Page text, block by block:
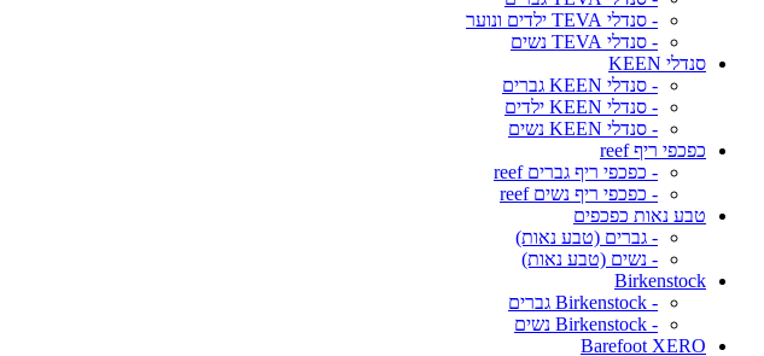
- סנדלי TEVA ילדים ונוער
- סנדלי TEVA נשים
סנדלי KEEN
- סנדלי KEEN גברים
- סנדלי KEEN ילדים
- סנדלי KEEN נשים
כפכפי ריף reef
- כפכפי ריף גברים reef
- כפכפי ריף נשים reef
טבע נאות כפכפים
- גברים (טבע נאות)
- נשים (טבע נאות)
Birkenstock
- Birkenstock גברים
- Birkenstock נשים
Barefoot XERO